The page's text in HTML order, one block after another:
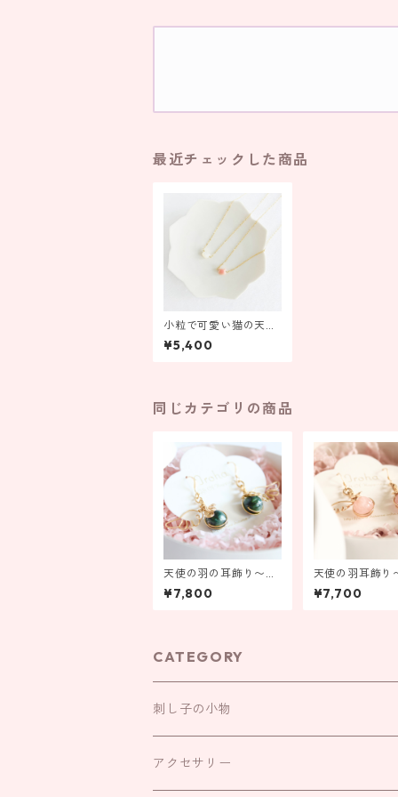
最近チェックした商品
小粒で可愛い猫の天然
石ネックレス
¥5,400
同じカテゴリの商品
天使の羽の耳飾り〜セ
ラフィナイト〜【金具
の変更ができます！】
¥7,800
天使の羽耳飾り
ガナイト〜【金
更ができます！
¥7,700
CATEGORY
刺し子の小物
お守り袋
アクセサリー